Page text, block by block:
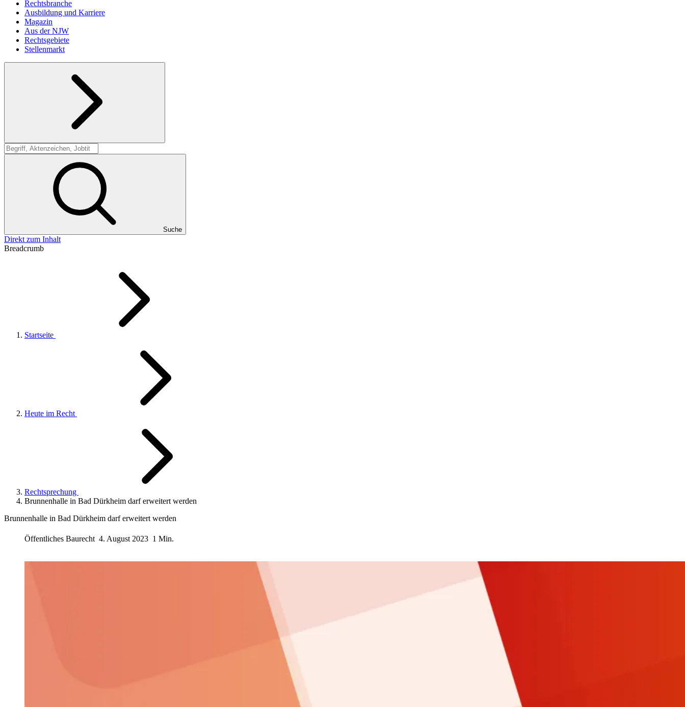
Rechtsbranche
Ausbildung und Karriere
Magazin
Aus der NJW
Rechtsgebiete
Stellenmarkt
Suche
Suche
Direkt zum Inhalt
Breadcrumb
Startseite
Heute im Recht
Rechtsprechung
Brunnenhalle in Bad Dürkheim darf erweitert werden
Brunnenhalle in Bad Dürkheim darf erweitert werden
Öffentliches Baurecht 4. August 2023 1 Min.